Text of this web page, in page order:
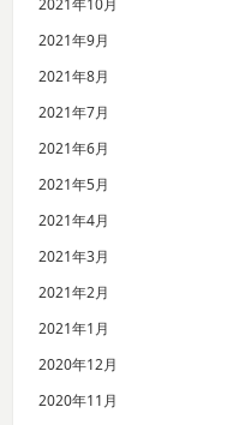
2021年10月
2021年9月
2021年8月
2021年7月
2021年6月
2021年5月
2021年4月
2021年3月
2021年2月
2021年1月
2020年12月
2020年11月